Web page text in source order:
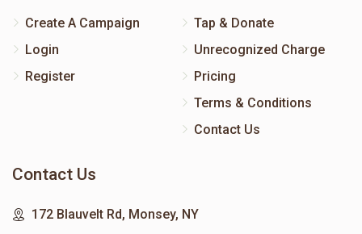
Create A Campaign
Login
Register
Tap & Donate
Unrecognized Charge
Pricing
Terms & Conditions
Contact Us
Contact Us
172 Blauvelt Rd, Monsey, NY